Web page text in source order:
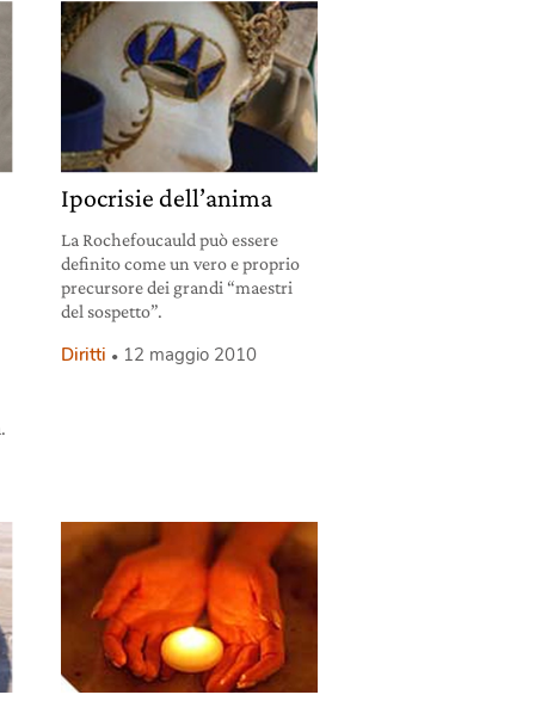
Ipocrisie dell’anima
La Rochefoucauld può essere
definito come un vero e proprio
precursore dei grandi “maestri
del sospetto”.
Diritti 12 maggio 2010